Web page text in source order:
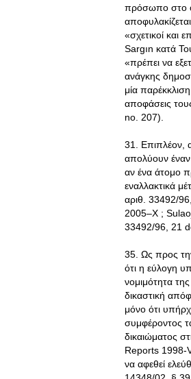
πρόσωπο στο
«σχετικοί και
Sargın κατά
«πρέπει να
ανάγκης
μία
αποφάσεις
no. 207).
31. Επιπλέον,
απολύουν
αν ένα άτομο
εναλλακτικά
αριθ. 33492/
2005–X ;
33492/96, 21
35. Ως προς
ότι η εύλογη
νομιμότητα
δικαστική
μόνο ότι
συμφέροντος
δικαιώματος
Reports 1998-
να αφεθεί